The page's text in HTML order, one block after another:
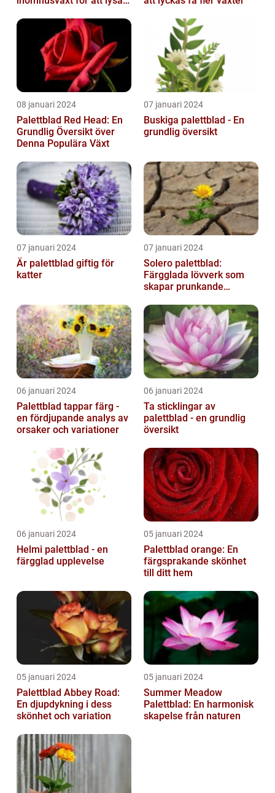
08 januari 2024
Palettblad Red Head: En
Grundlig Översikt över
Denna Populära Växt
07 januari 2024
Buskiga palettblad - En
grundlig översikt
07 januari 2024
Är palettblad giftig för
katter
07 januari 2024
Solero palettblad:
Färgglada lövverk som
skapar prunkande
06 januari 2024
Palettblad tappar färg -
en fördjupande analys av
orsaker och variationer
06 januari 2024
Ta sticklingar av
palettblad - en grundlig
översikt
06 januari 2024
Helmi palettblad - en
färgglad upplevelse
05 januari 2024
Palettblad orange: En
färgsprakande skönhet
till ditt hem
05 januari 2024
Palettblad Abbey Road:
En djupdykning i dess
skönhet och variation
05 januari 2024
Summer Meadow
Palettblad: En harmonisk
skapelse från naturen